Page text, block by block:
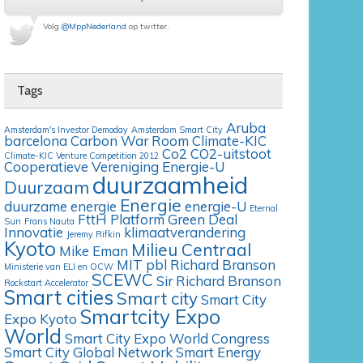
Volg @MppNederland op twitter.
Tags
Amsterdam's Investor Demoday Amsterdam Smart City Aruba
barcelona Carbon War Room Climate-KIC
Climate-KIC Venture Competition 2012 Co2 CO2-uitstoot
Cooperatieve Vereniging Energie-U
Duurzaam duurzaamheid
duurzame energie Energie energie-U Eternal
Sun Frans Nauta FttH PlatformGreen Deal
Innovatie Jeremy Rifkin klimaatverandering
Kyoto Mike Eman Milieu Centraal
Ministerie van ELI en OCW MIT pbl Richard Branson
Rockstart Accelerator SCEWC Sir Richard Branson
Smart cities Smart citySmart City
Expo Kyoto Smartcity Expo
World Smart City Expo World Congress
Smart City Global NetworkSmart Energy